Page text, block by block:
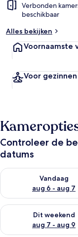
Verbonden
beschikbaar
Alles bekijken
Voornaamste
Voor gezinnen
Controleer de
datums
Vandaag
aug 6 - aug 7
De beschikbaarheid
Dit weekend
aug 7 - aug 9
De beschikbaarheid